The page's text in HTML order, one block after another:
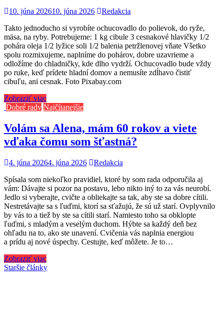
10. júna 202610. júna 2026
Redakcia
Takto jednoducho si vyrobíte ochucovadlo do polievok, do ryže,
mäsa, na ryby. Potrebujeme: 1 kg cibule 3 cesnakové hlavičky 1/2
pohára oleja 1/2 lyžice soli 1/2 balenia petržlenovej vňate Všetko
spolu rozmixujeme, naplníme do pohárov, dobre uzavrieme a
odložíme do chladničky, kde dlho vydrží. Ochucovadlo bude vždy
po ruke, keď prídete hladní domov a nemusíte zdĺhavo čistiť
cibuľu, ani cesnak. Foto Pixabay.com
Zobraziť viac
Dobré rady Najčítanejšie
Volám sa Alena, mám 60 rokov a viete
vďaka čomu som šťastná?
4. júna 20264. júna 2026
Redakcia
Spísala som niekoľko pravidiel, ktoré by som rada odporučila aj
vám: Dávajte si pozor na postavu, lebo nikto iný to za vás neurobí.
Jedlo si vyberajte, cvičte a obliekajte sa tak, aby ste sa dobre cítili.
Nestretávajte sa s ľuďmi, ktorí sa sťažujú, že sú už starí. Ovplyvnilo
by vás to a tiež by ste sa cítili starí. Namiesto toho sa obklopte
ľuďmi, s mladým a veselým duchom. Hýbte sa každý deň bez
ohľadu na to, ako ste unavení. Cvičenia vás naplnia energiou
a prídu aj nové úspechy. Cestujte, keď môžete. Je to…
Zobraziť viac
Navigácia
Staršie články